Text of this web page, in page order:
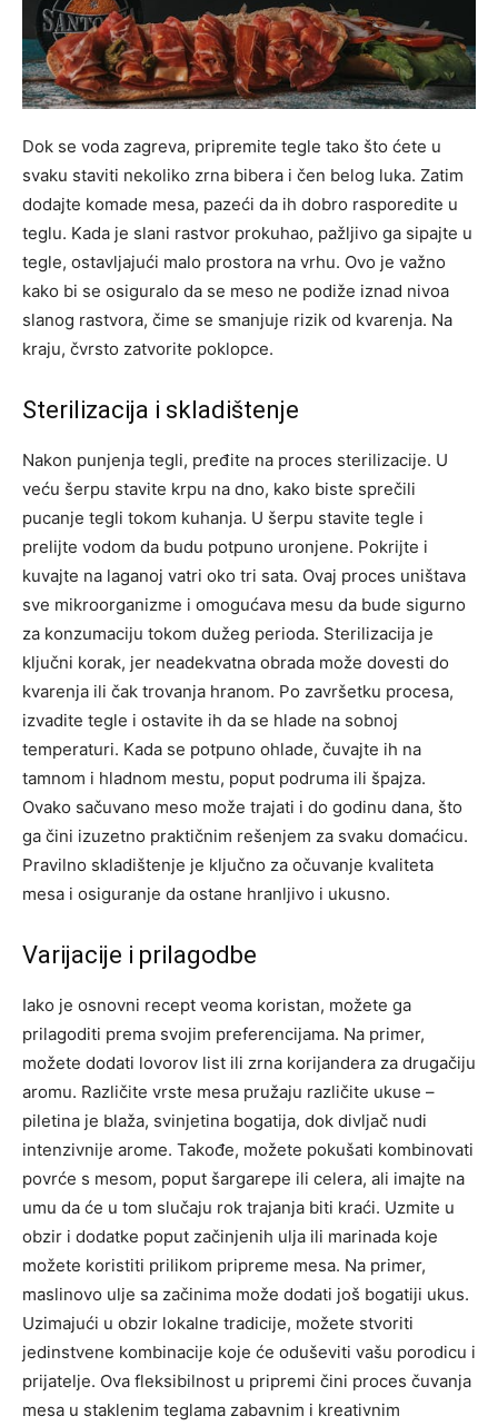
Dok se voda zagreva, pripremite tegle tako što ćete u
svaku staviti nekoliko zrna bibera i čen belog luka. Zatim
dodajte komade mesa, pazeći da ih dobro rasporedite u
teglu. Kada je slani rastvor prokuhao, pažljivo ga sipajte u
tegle, ostavljajući malo prostora na vrhu. Ovo je važno
kako bi se osiguralo da se meso ne podiže iznad nivoa
slanog rastvora, čime se smanjuje rizik od kvarenja. Na
kraju, čvrsto zatvorite poklopce.
Sterilizacija i skladištenje
Nakon punjenja tegli, pređite na proces sterilizacije. U
veću šerpu stavite krpu na dno, kako biste sprečili
pucanje tegli tokom kuhanja. U šerpu stavite tegle i
prelijte vodom da budu potpuno uronjene. Pokrijte i
kuvajte na laganoj vatri oko tri sata. Ovaj proces uništava
sve mikroorganizme i omogućava mesu da bude sigurno
za konzumaciju tokom dužeg perioda. Sterilizacija je
ključni korak, jer neadekvatna obrada može dovesti do
kvarenja ili čak trovanja hranom. Po završetku procesa,
izvadite tegle i ostavite ih da se hlade na sobnoj
temperaturi. Kada se potpuno ohlade, čuvajte ih na
tamnom i hladnom mestu, poput podruma ili špajza.
Ovako sačuvano meso može trajati i do godinu dana, što
ga čini izuzetno praktičnim rešenjem za svaku domaćicu.
Pravilno skladištenje je ključno za očuvanje kvaliteta
mesa i osiguranje da ostane hranljivo i ukusno.
Varijacije i prilagodbe
Iako je osnovni recept veoma koristan, možete ga
prilagoditi prema svojim preferencijama. Na primer,
možete dodati lovorov list ili zrna korijandera za drugačiju
aromu. Različite vrste mesa pružaju različite ukuse –
piletina je blaža, svinjetina bogatija, dok divljač nudi
intenzivnije arome. Takođe, možete pokušati kombinovati
povrće s mesom, poput šargarepe ili celera, ali imajte na
umu da će u tom slučaju rok trajanja biti kraći. Uzmite u
obzir i dodatke poput začinjenih ulja ili marinada koje
možete koristiti prilikom pripreme mesa. Na primer,
maslinovo ulje sa začinima može dodati još bogatiji ukus.
Uzimajući u obzir lokalne tradicije, možete stvoriti
jedinstvene kombinacije koje će oduševiti vašu porodicu i
prijatelje. Ova fleksibilnost u pripremi čini proces čuvanja
mesa u staklenim teglama zabavnim i kreativnim